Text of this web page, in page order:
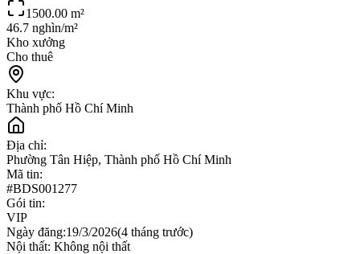
1500.00 m²
46.7 nghìn/m²
Kho xưởng
Cho thuê
Khu vực:
Thành phố Hồ Chí Minh
Địa chỉ:
Phường Tân Hiệp, Thành phố Hồ Chí Minh
Mã tin:
#BDS001277
Gói tin:
VIP
Ngày đăng:19/3/2026(4 tháng trước)
Nội thất: Không nội thất